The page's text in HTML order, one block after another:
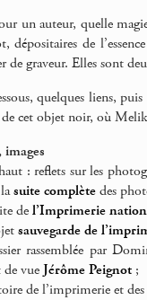
un auteur, quelle
dépositaires de
de graveur. Elles sont
quelques liens,
cet objet noir, où
images
: reflets sur les
suite complètedes
del’Imprimerie
sauvegarde de
rassemblée par
vueJérôme Peignot;
de l’imprimerie et des